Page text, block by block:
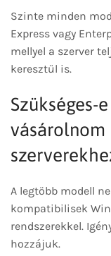
Szinte minden
Express vagy
mellyel a szerver
keresztül is.
Szükséges-
vásárolnom
A legtöbb modell
kompatibilisek
rendszerekkel.
hozzájuk.